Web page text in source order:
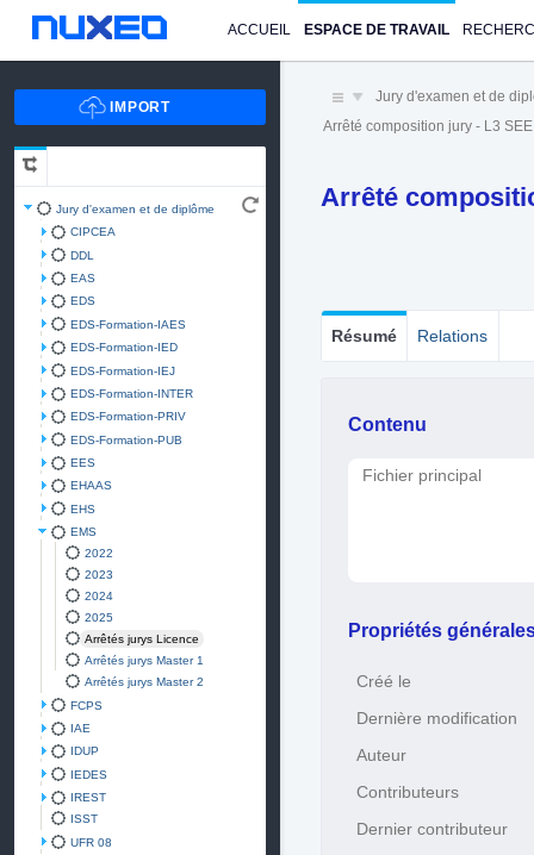
ACCUEIL ESPACE DE TRAVAIL
Jury d'examen et de diplôme
CIPCEA
DDL
EAS
EDS
EDS-Formation-IAES
EDS-Formation-IED
EDS-Formation-IEJ
EDS-Formation-INTER
EDS-Formation-PRIV
EDS-Formation-PUB
EES
EHAAS
EHS
EMS
2022
2023
2024
2025
Arrêtés jurys Licence
Arrêtés jurys Master 1
Arrêtés jurys Master 2
FCPS
IAE
IDUP
IEDES
IREST
ISST
UFR 08
Jury d'examen et de
Arrêté composition jury - L3
Arrêté
Résumé Relations
Contenu
Fichier principal
Propriétés
Créé le
Dernière modification
Auteur
Contributeurs
Dernier contributeur